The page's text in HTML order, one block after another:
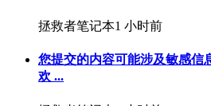
拯救者笔记本1 小时前
您提交的内容可能涉及敏感信
欢 ...